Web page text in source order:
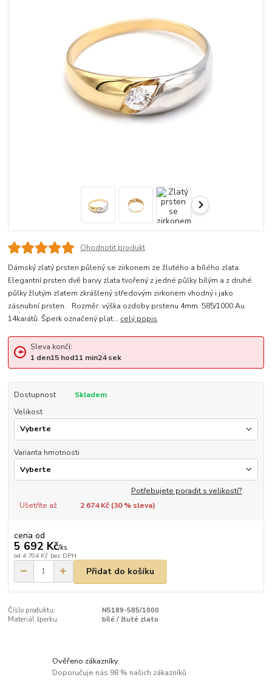
Ohodnotit produkt
Dámský zlatý prsten půlený se zirkonem ze žlutého a bílého zlata.
Elegantní prsten dvě barvy zlata tvořený z jedné půlky bílým a z druhé
půlky žlutým zlatem zkrášlený středovým zirkonem vhodný i jako
zásnubní prsten. Rozměr: výška ozdoby prstenu 4mm. 585/1000 Au
14karátů. Šperk označený plat... celý popis
Sleva končí:
1 den15hod11 min23sek
Dostupnost
Skladem
Velikost
Varianta hmotnosti
Potřebujete poradit s velikostí?
Ušetříte až
2 674 Kč (30% sleva)
cena od
5 692 Kč/ks
od 4 704 Kč bez DPH
Přidat do košíku
Číslo produktu:
N5189-585/1000
Materiál šperku:
bílé / žluté zlato
Ověřeno zákazníky
Doporučuje nás 98 % našich zákazníků